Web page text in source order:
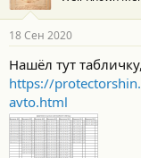
18 Сен 2020
Нашёл тут
https://
avto.html